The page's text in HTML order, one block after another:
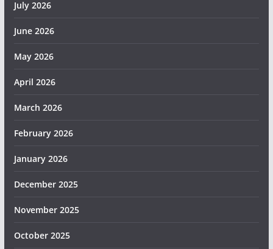
July 2026
June 2026
May 2026
April 2026
March 2026
February 2026
January 2026
December 2025
November 2025
October 2025